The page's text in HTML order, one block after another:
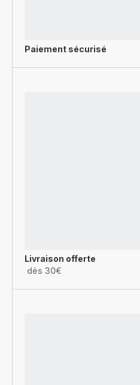
Paiement sécurisé
Livraison offerte
dès 30€